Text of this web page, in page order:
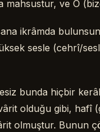
mahsustur, ve O
ikrâmda
sesle (cehrî/
bunda hiçbir
olduğu gibi, hafî
olmuştur. Bunun